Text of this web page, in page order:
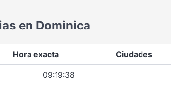
en Dominica
Hora exacta Ciudades
09:19:38